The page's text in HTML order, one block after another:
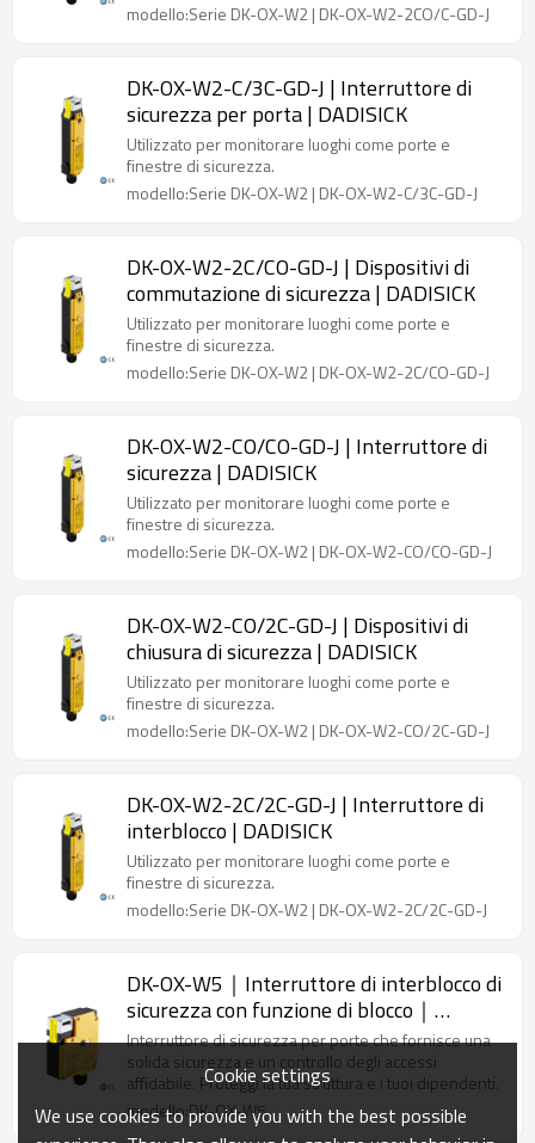
modello:Serie DK-OX-W2 | DK-OX-W2-2CO/C-GD-J
DK-OX-W2-C/3C-GD-J | Interruttore di
sicurezza per porta | DADISICK
Utilizzato per monitorare luoghi come porte e
finestre di sicurezza.
modello:Serie DK-OX-W2 | DK-OX-W2-C/3C-GD-J
DK-OX-W2-2C/CO-GD-J | Dispositivi di
commutazione di sicurezza | DADISICK
Utilizzato per monitorare luoghi come porte e
finestre di sicurezza.
modello:Serie DK-OX-W2 | DK-OX-W2-2C/CO-GD-J
DK-OX-W2-CO/CO-GD-J | Interruttore di
sicurezza | DADISICK
Utilizzato per monitorare luoghi come porte e
finestre di sicurezza.
modello:Serie DK-OX-W2 | DK-OX-W2-CO/CO-GD-J
DK-OX-W2-CO/2C-GD-J | Dispositivi di
chiusura di sicurezza | DADISICK
Utilizzato per monitorare luoghi come porte e
finestre di sicurezza.
modello:Serie DK-OX-W2 | DK-OX-W2-CO/2C-GD-J
DK-OX-W2-2C/2C-GD-J | Interruttore di
interblocco | DADISICK
Utilizzato per monitorare luoghi come porte e
finestre di sicurezza.
modello:Serie DK-OX-W2 | DK-OX-W2-2C/2C-GD-J
DK-OX-W5｜Interruttore di interblocco di
sicurezza con funzione di blocco｜
DADISICK
Interruttore di sicurezza per porte che fornisce una
solida sicurezza e un controllo degli accessi
affidabile. Proteggi la tua struttura e i tuoi dipendenti.
modello:DK-OX-W5
Cookie settings
We use cookies to provide you with the best possible